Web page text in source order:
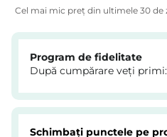
Cel mai mic preț din ultimele 30 de
Program de fidelitate
După cumpărare veți primi:
Schimbați punctele pe